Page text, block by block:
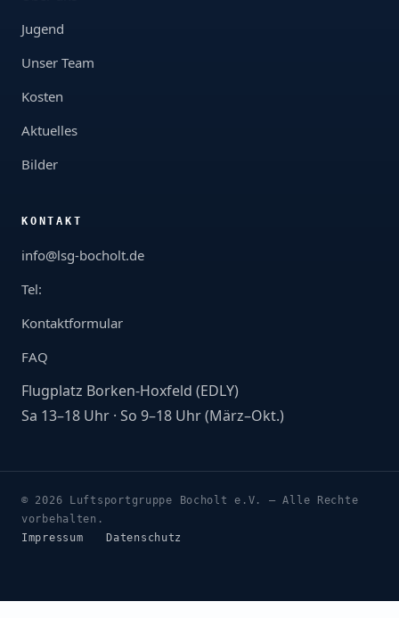
Jugend
Unser Team
Kosten
Aktuelles
Bilder
KONTAKT
info@lsg-bocholt.de
Tel:
Kontaktformular
FAQ
Flugplatz Borken-Hoxfeld (EDLY)
Sa 13–18 Uhr · So 9–18 Uhr (März–Okt.)
© 2026 Luftsportgruppe Bocholt e.V. — Alle Rechte
vorbehalten.
Impressum
Datenschutz